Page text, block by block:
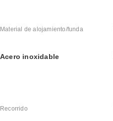
Material de alojamiento/funda
Acero inoxidable
Recorrido